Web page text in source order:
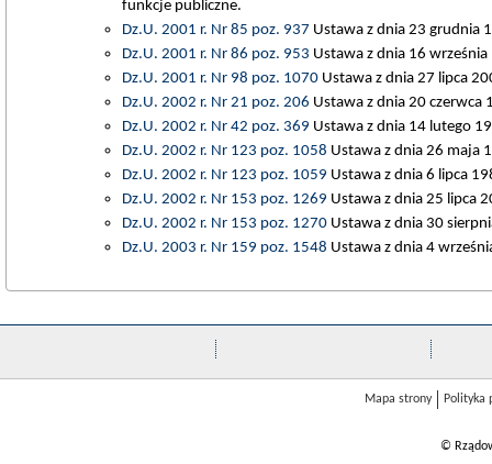
funkcje publiczne.
Dz.U. 2001 r. Nr 85 poz. 937 Ustawa z dnia 23 grudnia
Dz.U. 2001 r. Nr 86 poz. 953 Ustawa z dnia 16
Dz.U. 2001 r. Nr 98 poz. 1070Ustawa z dnia 27 lipca
Dz.U. 2002 r. Nr 21 poz. 206 Ustawa z dnia 20 czerwca
Dz.U. 2002 r. Nr 42 poz. 369 Ustawa z dnia 14 lutego
Dz.U. 2002 r. Nr 123 poz. 1058 Ustawa z dnia 26 maja
Dz.U. 2002 r. Nr 123 poz. 1059 Ustawa z dnia 6 lipca
Dz.U. 2002 r. Nr 153 poz. 1269 Ustawa z dnia 25 lipca
Dz.U. 2002 r. Nr 153 poz. 1270Ustawa z dnia 30
Dz.U. 2003 r. Nr 159 poz. 1548 Ustawa z dnia 4
Mapa strony Polityka
©